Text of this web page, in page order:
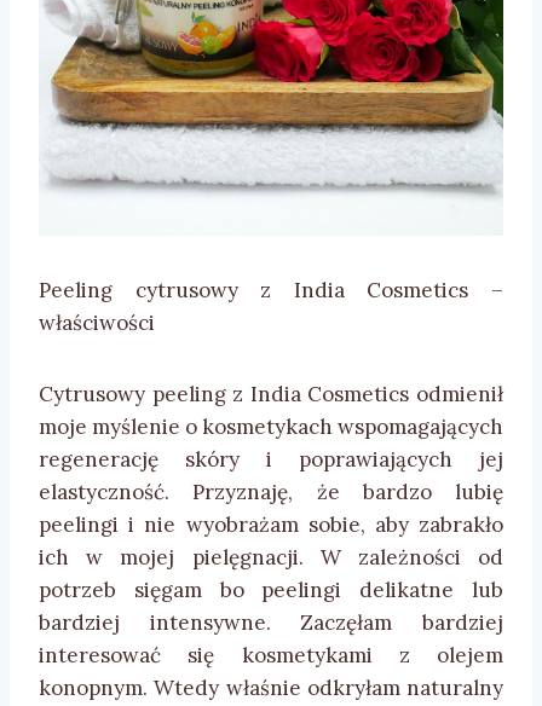
Peeling cytrusowy z India Cosmetics –
właściwości
Cytrusowy peeling z India Cosmetics odmienił
moje myślenie o kosmetykach wspomagających
regenerację skóry i poprawiających jej
elastyczność. Przyznaję, że bardzo lubię
peelingi i nie wyobrażam sobie, aby zabrakło
ich w mojej pielęgnacji. W zależności od
potrzeb sięgam bo peelingi delikatne lub
bardziej intensywne. Zaczęłam bardziej
interesować się kosmetykami z olejem
konopnym. Wtedy właśnie odkryłam naturalny